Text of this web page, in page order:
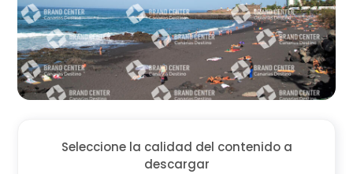
Seleccione la calidad del contenido a
descargar